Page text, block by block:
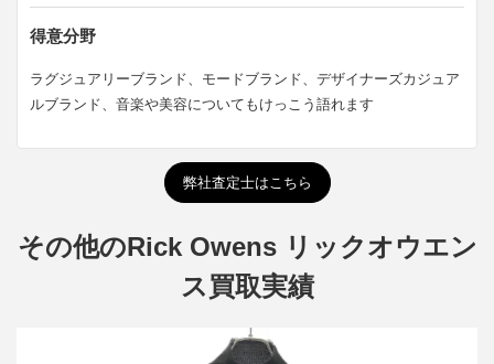
得意分野
ラグジュアリーブランド、モードブランド、デザイナーズカジュア
ルブランド、音楽や美容についてもけっこう語れます
弊社査定士はこちら
その他のRick Owens リックオウエン
ス買取実績